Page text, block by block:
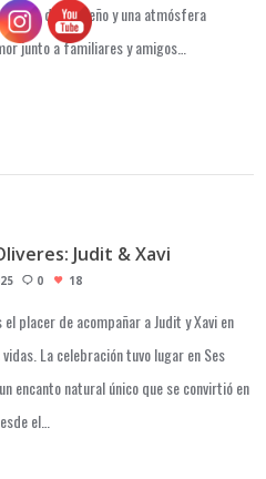
de ensueño y una atmósfera
junto a familiares y amigos…
Judit & Xavi
0 18
placer de acompañar a Judit y Xavi en
La celebración tuvo lugar en Ses
encanto natural único que se convirtió en
el…